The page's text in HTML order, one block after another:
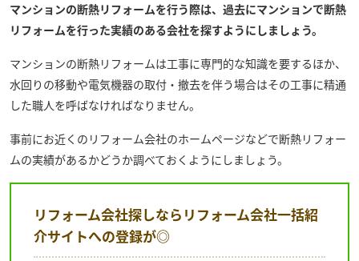
マンションの断熱リフォームを行う際は、過去にマンションで断熱
リフォームを行った実績のある会社を探すようにしましょう。
マンションの断熱リフォームは工事に専門的な知識を要するほか、
水回りの移動や電気機器の取付・撤去を伴う場合はその工事に精通
した職人を呼ばなければなりません。
事前にお近くのリフォーム会社のホームページなどで断熱リフォー
ムの実績があるかどうか調べておくようにしましょう。
リフォーム会社探しならリフォーム会社一括紹
介サイトへの登録が◎